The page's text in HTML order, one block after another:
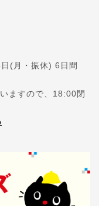
(月・振休) 6日間
ますので、18:00閉